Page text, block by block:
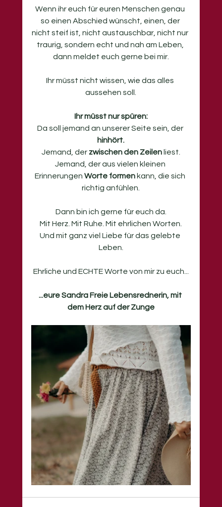
Wenn ihr euch für euren Menschen genau
so einen Abschied wünscht, einen, der
nicht steif ist, nicht austauschbar, nicht nur
traurig, sondern echt und nah am Leben,
dann meldet euch gerne bei mir.
Ihr müsst nicht wissen, wie das alles
aussehen soll.
Ihr müsst nur spüren:
Da soll jemand an unserer Seite sein, der
hinhört.
Jemand, der zwischen den Zeilen liest.
Jemand, der aus vielen kleinen
Erinnerungen Worte formen kann, die sich
richtig anfühlen.
Dann bin ich gerne für euch da.
Mit Herz. Mit Ruhe. Mit ehrlichen Worten.
Und mit ganz viel Liebe für das gelebte
Leben.
Ehrliche und ECHTE Worte von mir zu euch...
...eure Sandra Freie Lebensrednerin, mit
dem Herz auf der Zunge